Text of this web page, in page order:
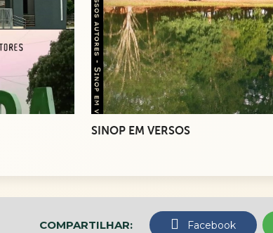
SINOP EM VERSOS
COMPARTILHAR: Facebook